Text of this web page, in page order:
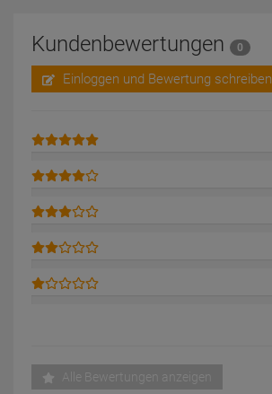
Kundenbewertungen 0
Einloggen und Bewertung schreiben
Alle Bewertungen anzeigen